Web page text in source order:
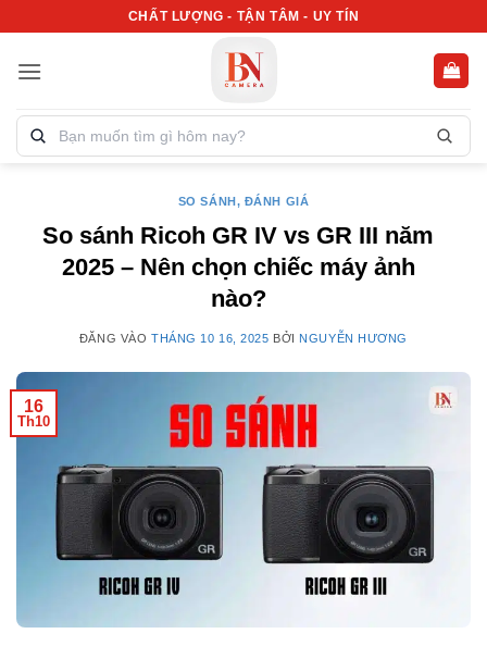
nội
CHẤT LƯỢNG - TẬN TÂM - UY TÍN
Tìm
kiếm
SO SÁNH, ĐÁNH GIÁ
So sánh Ricoh GR IV vs GR III năm
2025 – Nên chọn chiếc máy ảnh
nào?
ĐĂNG VÀO THÁNG 10 16, 2025 BỞI NGUYỄN HƯƠNG
16
Th10